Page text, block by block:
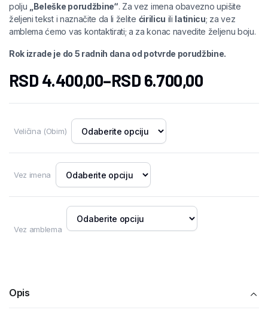
polju
„Beleške porudžbine“. Za vez imena obavezno upišite
željeni tekst i naznačite da li želite ćirilicu ili latinicu; za vez
amblema ćemo vas kontaktirati; a za konac navedite željenu boju.
Rok izrade je do 5 radnih dana od potvrde porudžbine.
RSD 4.400,00–RSD 6.700,00
Veličina (Obim)
Vez imena
Vez amblema
Opis